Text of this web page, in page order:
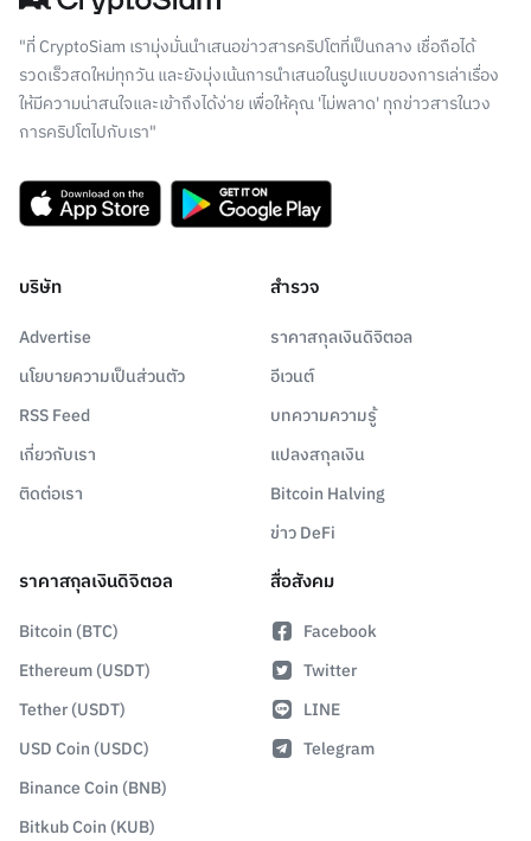
"ที่ CryptoSiam เรามุ่งมั่นนำเสนอข่าวสารคริปโตที่เป็นกลาง เชื่อถือได้
รวดเร็วสดใหม่ทุกวัน และยังมุ่งเน้นการนำเสนอในรูปแบบของการเล่าเรื่อง
ให้มีความน่าสนใจและเข้าถึงได้ง่าย เพื่อให้คุณ 'ไม่พลาด' ทุกข่าวสารในวง
การคริปโตไปกับเรา"
บริษัท
Advertise
นโยบายความเป็นส่วนตัว
RSS Feed
เกี่ยวกับเรา
ติดต่อเรา
สำรวจ
ราคาสกุลเงินดิจิตอล
อีเวนต์
บทความความรู้
แปลงสกุลเงิน
Bitcoin Halving
ข่าว DeFi
ราคาสกุลเงินดิจิตอล
Bitcoin (BTC)
Ethereum (USDT)
Tether (USDT)
USD Coin (USDC)
Binance Coin (BNB)
Bitkub Coin (KUB)
สื่อสังคม
Facebook
Twitter
LINE
Telegram